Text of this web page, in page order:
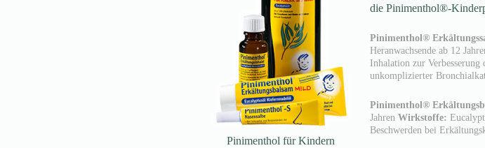
Pinimenthol für Kindern
die Pinimenthol®-
Pinimenthol®
Heranwachsende ab 12
Inhalation zur
unkomplizierter
Pinimenthol®
Jahren Wirkstoffe:
Beschwerden bei